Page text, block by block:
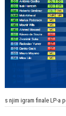
s njim igram finale LP-a